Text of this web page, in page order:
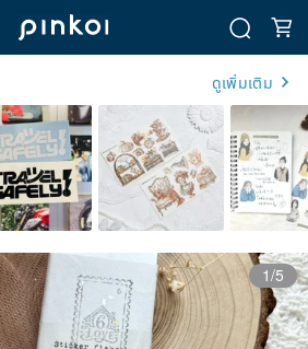
ดูเพิ่มเติม
1/5